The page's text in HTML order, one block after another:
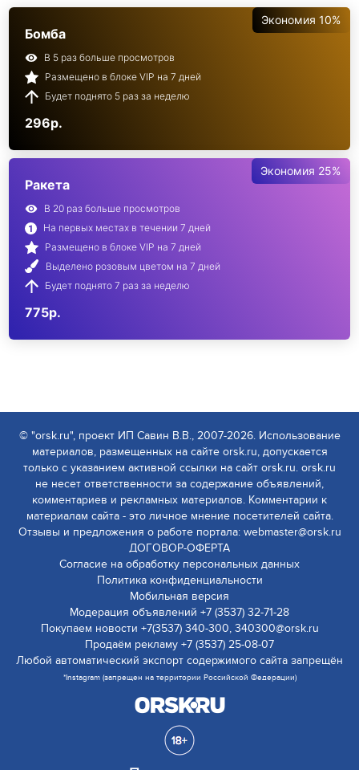
Экономия 10%
Бомба
В 5 раз больше просмотров
Размещено в блоке VIP на 7 дней
Будет поднято 5 раз за неделю
296р.
Экономия 25%
Ракета
В 20 раз больше просмотров
На первых местах в течении 7 дней
Размещено в блоке VIP на 7 дней
Выделено розовым цветом на 7 дней
Будет поднято 7 раз за неделю
775р.
© "orsk.ru", проект ИП Савин В.В., 2007-2026. Использование
материалов, размещенных на сайте orsk.ru, допускается
только с указанием активной ссылки на сайт orsk.ru. orsk.ru
не несет ответственности за содержание объявлений,
комментариев и рекламных материалов. Комментарии к
материалам сайта - это личное мнение посетителей сайта.
Отзывы и предложения о работе портала: webmaster@orsk.ru
ДОГОВОР-ОФЕРТА
Согласие на обработку персональных данных
Политика конфиденциальности
Мобильная версия
Модерация объявлений +7 (3537) 32-71-28
Покупаем новости +7(3537) 340-300, 340300@orsk.ru
Продаём рекламу +7 (3537) 25-08-07
Любой автоматический экспорт содержимого сайта запрещён
*Instagram (запрещен на территории Российской Федерации)